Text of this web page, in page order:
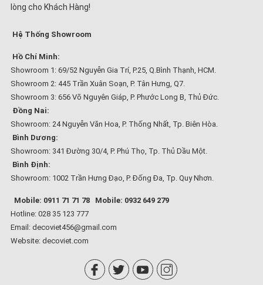
lòng cho Khách Hàng!
Hệ Thống Showroom
Hồ Chí Minh:
Showroom 1: 69/52 Nguyễn Gia Trí, P.25, Q.Bình Thạnh, HCM.
Showroom 2: 445 Trần Xuân Soạn, P. Tân Hưng, Q7.
Showroom 3: 656 Võ Nguyên Giáp, P. Phước Long B, Thủ Đức.
Đồng Nai:
Showroom: 24 Nguyễn Văn Hoa, P. Thống Nhất, Tp. Biên Hòa.
Bình Dương:
Showroom: 341 Đường 30/4, P. Phú Thọ, Tp. Thủ Dầu Một.
Bình Định:
Showroom: 1002 Trần Hưng Đạo, P. Đống Đa, Tp. Quy Nhơn.
Mobile: 0911 71 71 78
Mobile: 0932 649 279
Hotline: 028 35 123 777
Email: decoviet456@gmail.com
Website: decoviet.com